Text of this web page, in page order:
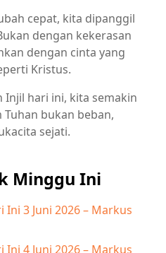
cepat, kita dipanggil
dengan kekerasan
dengan cinta yang
Kristus.
Injil hari ini, kita semakin
bukan beban,
sejati.
Minggu Ini
3 Juni 2026 – Markus
4 Juni 2026 – Markus